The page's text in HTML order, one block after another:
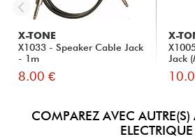
X-TONE
X1033 - Speaker Cable Jack
- 1m
8.00 €
X-
Jack
COMPAREZ AVEC AUTRE(S)
ELECTRIQUE